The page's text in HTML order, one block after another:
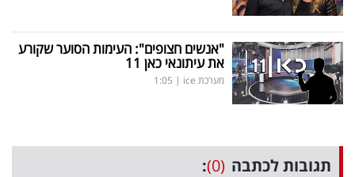
"אנשים חצופים": העימות הסוער שקורע
את עיתונאי כאן 11
מערכת ice |
1:05
תגובות לכתבה (0)
: